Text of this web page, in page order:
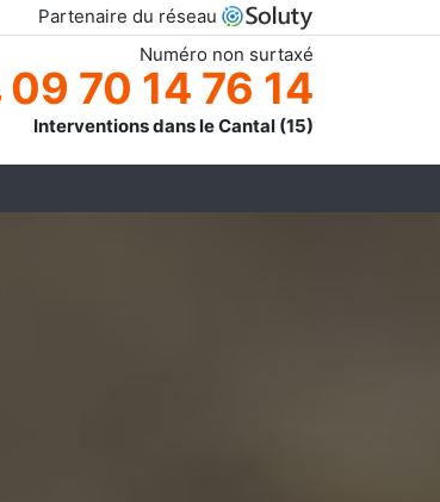
Partenaire du réseau
Numéro non surtaxé
09 70 14 76 14
Interventions dans le Cantal (15)